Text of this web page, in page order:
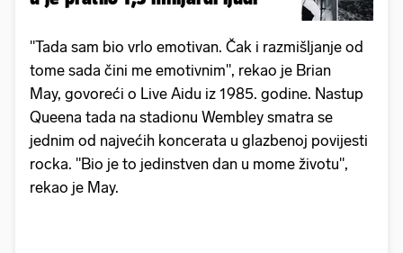
"Tada sam bio vrlo emotivan. Čak i razmišljanje od
tome sada čini me emotivnim", rekao je Brian
May, govoreći o Live Aidu iz 1985. godine. Nastup
Queena tada na stadionu Wembley smatra se
jednim od najvećih koncerata u glazbenoj povijesti
rocka. "Bio je to jedinstven dan u mome životu",
rekao je May.